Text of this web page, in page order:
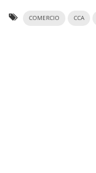
COMERCIO CCA